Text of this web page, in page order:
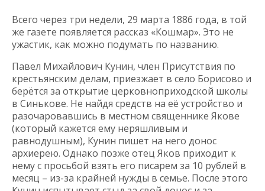
Всего через три недели, 29 марта 1886 года, в той
же газете появляется рассказ «Кошмар». Это не
ужастик, как можно подумать по названию.
Павел Михайлович Кунин, член Присутствия по
крестьянским делам, приезжает в село Борисово и
берётся за открытие церковноприходской школы
в Синькове. Не найдя средств на её устройство и
разочаровавшись в местном священнике Якове
(который кажется ему неряшливым и
равнодушным), Кунин пишет на него донос
архиерею. Однако позже отец Яков приходит к
нему с просьбой взять его писарем за 10 рублей в
месяц – из-за крайней нужды в семье. После этого